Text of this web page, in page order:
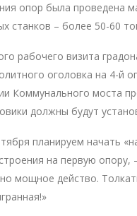
опор была проведена
станков – более 50-60
рабочего визита
оголовка на 4-й
Коммунального моста
должны будут
планируем начать
на первую
мощное действо.